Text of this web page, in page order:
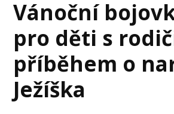
Vánoční
pro děti s
příběhem o
Ježíška